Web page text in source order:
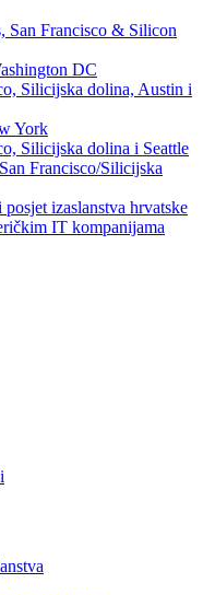
San Francisco & Silicon
DC
Silicijska dolina, Austin i
York
Silicijska dolina i Seattle
Francisco/Silicijska
izaslanstva hrvatske
IT kompanijama